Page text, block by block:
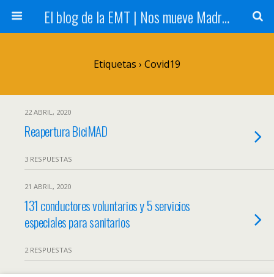
El blog de la EMT | Nos mueve Madrid
Etiquetas › Covid19
22 ABRIL, 2020
Reapertura BiciMAD
3 RESPUESTAS
21 ABRIL, 2020
131 conductores voluntarios y 5 servicios
especiales para sanitarios
2 RESPUESTAS